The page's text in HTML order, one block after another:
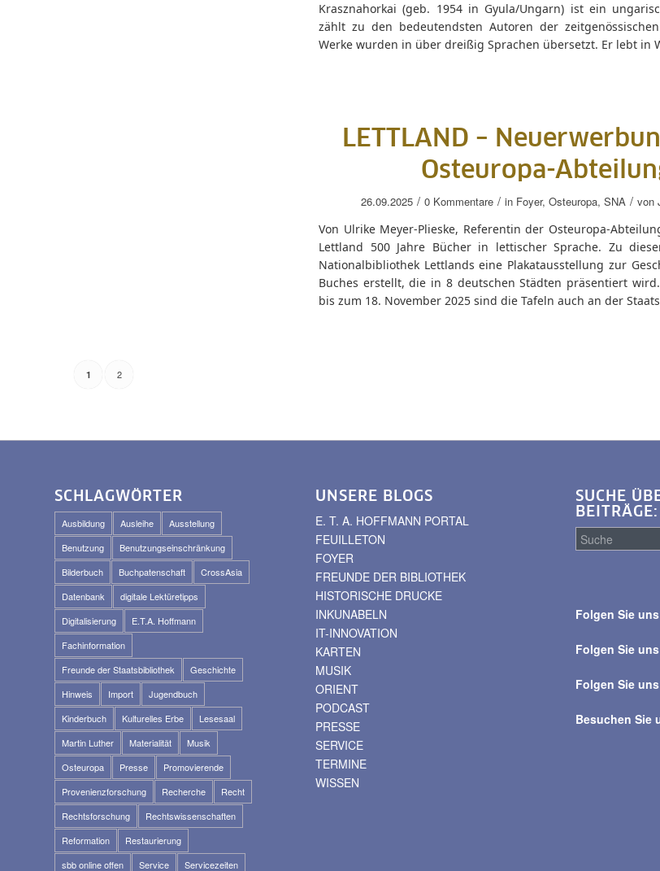
Krasznahorkai (geb. 1954 in Gyula/Ungarn) ist ein
zählt zu den bedeutendsten Autoren der
Werke wurden in über dreißig Sprachen übersetzt. Er lebt in
LETTLAND –
Osteuropa-
26.09.2025 / 0 Kommentare / in Foyer, Osteuropa, SNA / von
Von Ulrike Meyer-Plieske, Referentin der Osteuropa-
Lettland 500 Jahre Bücher in lettischer Sprache. Zu
Nationalbibliothek Lettlands eine Plakatausstellung zur
Buches erstellt, die in 8 deutschen Städten präsentiert
bis zum 18. November 2025 sind die Tafeln auch an der
1 2
SCHLAGWÖRTER
Ausbildung Ausleihe
Ausstellung
Benutzung
Benutzungseinschränkung
Bilderbuch
Buchpatenschaft
CrossAsia
Datenbank
digitale Lektüretipps
Digitalisierung
E.T.A. Hoffmann
Fachinformation
Freunde der Staatsbibliothek
Geschichte
Hinweis
Import
Jugendbuch
Kinderbuch
Kulturelles Erbe
Lesesaal
Martin Luther
Materialität
Musik
Osteuropa
Presse
Promovierende
Provenienzforschung
Recherche
Recht
Rechtsforschung
Rechtswissenschaften
Reformation
Restaurierung
sbb online offen
Service Servicezeiten
UNSERE BLOGS
E. T. A. HOFFMANN PORTAL
FEUILLETON
FOYER
FREUNDE DER BIBLIOTHEK
HISTORISCHE DRUCKE
INKUNABELN
IT-INNOVATION
KARTEN
MUSIK
ORIENT
PODCAST
PRESSE
SERVICE
TERMINE
WISSEN
SUCHE
BEITRÄGE:
alle
Folgen Sie
Folgen Sie
Folgen Sie
Besuchen Sie